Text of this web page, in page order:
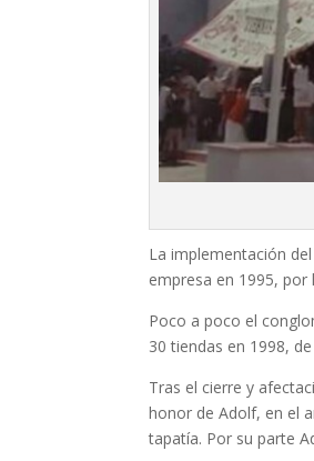
La implementación
empresa en 1995,
Poco a poco el
30 tiendas en 1998,
Tras el cierre y
honor de Adolf, en el
tapatía. Por su parte